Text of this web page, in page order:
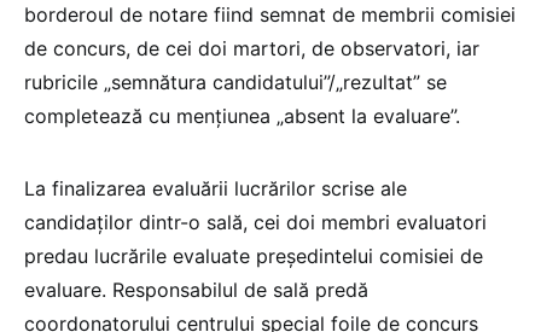
borderoul de notare fiind semnat de membrii comisiei
de concurs, de cei doi martori, de observatori, iar
rubricile „semnătura candidatului”/„rezultat” se
completează cu mențiunea „absent la evaluare”.
La finalizarea evaluării lucrărilor scrise ale
candidaților dintr-o sală, cei doi membri evaluatori
predau lucrările evaluate președintelui comisiei de
evaluare. Responsabilul de sală predă
coordonatorului centrului special foile de concurs